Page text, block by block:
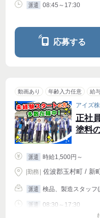
派遣 08:45～17:30
応募する
動画あり 年齢入力任意 給
アイズ
正社
塗料
派遣 時給1,500円～
|勤務 佐波郡玉村町 / 新
派遣 検品、製造スタッフ(組立・
派遣
08:30～17:30